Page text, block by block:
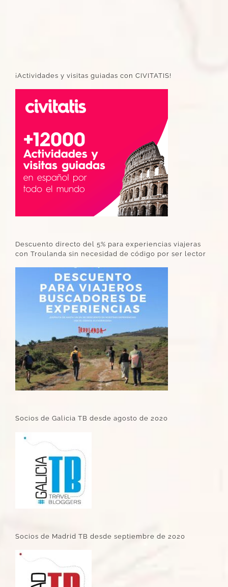
¡Actividades y visitas guiadas con CIVITATIS!
Descuento directo del 5% para experiencias viajeras
con Troulanda sin necesidad de código por ser lector
Socios de Galicia TB desde agosto de 2020
Socios de Madrid TB desde septiembre de 2020